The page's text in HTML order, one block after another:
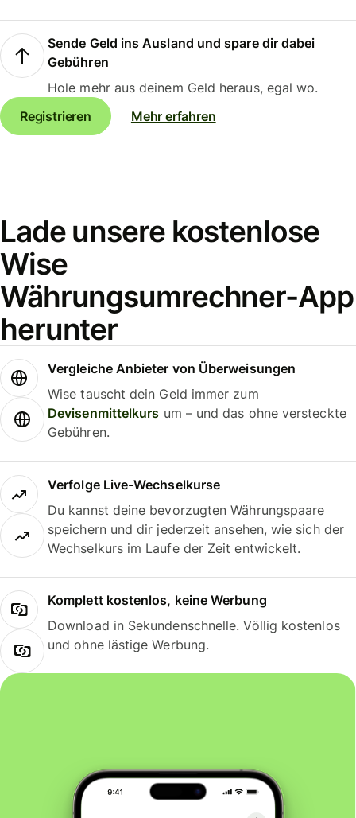
Sende Geld ins Ausland und spare dir dabei
Gebühren
Hole mehr aus deinem Geld heraus, egal wo.
Registrieren
Mehr erfahren
Lade unsere kostenlose
Wise
Währungsumrechner-App
herunter
Vergleiche Anbieter von Überweisungen
Wise tauscht dein Geld immer zum
Devisenmittelkurs um – und das ohne versteckte
Gebühren.
Verfolge Live-Wechselkurse
Du kannst deine bevorzugten Währungspaare
speichern und dir jederzeit ansehen, wie sich der
Wechselkurs im Laufe der Zeit entwickelt.
Komplett kostenlos, keine Werbung
Download in Sekundenschnelle. Völlig kostenlos
und ohne lästige Werbung.